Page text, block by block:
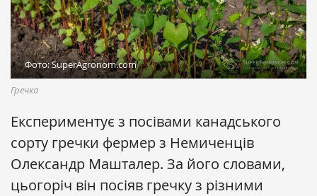
Фото: SuperAgronom.com
Гречка
Експериментує з посівами канадського
сорту гречки фермер з Немиченців
Олександр Машталер. За його словами,
цьогоріч він посіяв гречку з різними